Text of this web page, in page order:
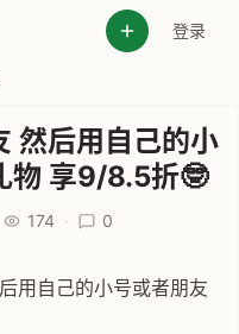
登录
然后用自己的小
物 享9/8.5折🤓
174 · 0
用自己的小号或者朋友